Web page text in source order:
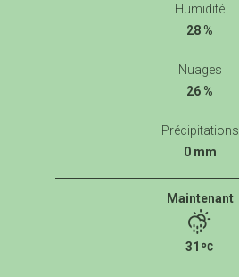
Humidité
28 %
Nuages
26 %
Précipitations
0 mm
Maintenant
31